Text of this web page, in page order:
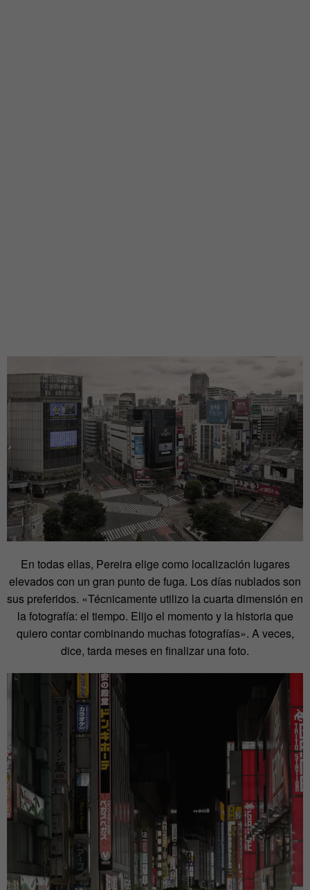
En todas ellas, Pereira elige como localización lugares
elevados con un gran punto de fuga. Los días nublados son
sus preferidos. «Técnicamente utilizo la cuarta dimensión en
la fotografía: el tiempo. Elijo el momento y la historia que
quiero contar combinando muchas fotografías». A veces,
dice, tarda meses en finalizar una foto.